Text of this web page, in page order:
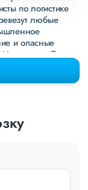
по логистике
любые
и опасные
«Наш опыт»
. Там
несколько
все стандартные
менеджер,
Чтобы